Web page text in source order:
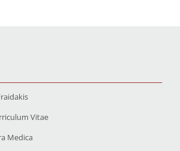
Vitae
Medica